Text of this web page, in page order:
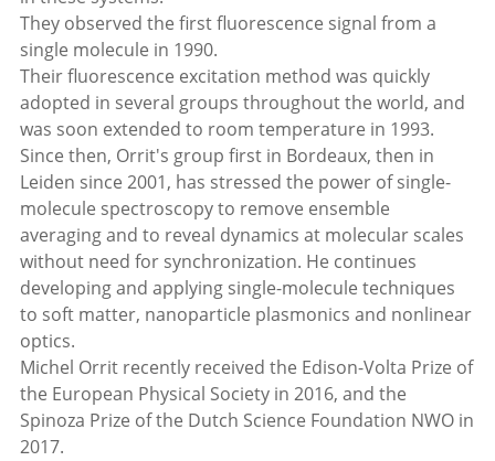
They observed the first fluorescence signal from a
single molecule in 1990.
Their fluorescence excitation method was quickly
adopted in several groups throughout the world, and
was soon extended to room temperature in 1993.
Since then, Orrit's group first in Bordeaux, then in
Leiden since 2001, has stressed the power of single-
molecule spectroscopy to remove ensemble
averaging and to reveal dynamics at molecular scales
without need for synchronization. He continues
developing and applying single-molecule techniques
to soft matter, nanoparticle plasmonics and nonlinear
optics.
Michel Orrit recently received the Edison-Volta Prize of
the European Physical Society in 2016, and the
Spinoza Prize of the Dutch Science Foundation NWO in
2017.